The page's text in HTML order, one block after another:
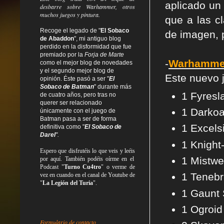
aplicado
que a las
de imagen,
-
Este nuevo
1
1
1
1
1
1
1 Gaunt
1
desbarre sobre Warhammer, otros
muchos juegos y pintura.
Recoge el legado de "El Sobaco
de Abaddon", mi antiguo blog
perdido en la disformidad que fue
premiado por la Forja de Marte
como el mejor blog de novedades
y el segundo mejor blog de
opinión. Éste pasó a ser "El
Sobaco de Batman" durante más
de cuatro años, pero tras no
querer ser relacionado
únicamente con el juego de
Batman pasa a ser de forma
definitiva como "El Sobaco de
Darel".
Espero que disfrutéis lo queveis yleéis
por aquí. También podéis oírme en el
Podcast "Turno Cu4tro" o verme de
vez en cuando en el canal de Youtube de
"La Legión del Turia".
Formulario de contacto